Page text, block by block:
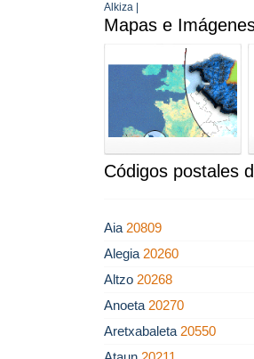
Alkiza |
Mapas e
Códigos postales
Aia 20809
Alegia 20260
Altzo 20268
Anoeta 20270
Aretxabaleta 20550